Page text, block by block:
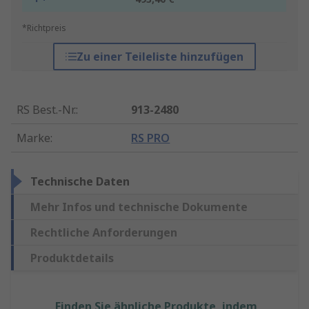
*Richtpreis
Zu einer Teileliste hinzufügen
RS Best.-Nr.:
913-2480
Marke: RS PRO
Technische Daten
Mehr Infos und technische Dokumente
Rechtliche Anforderungen
Produktdetails